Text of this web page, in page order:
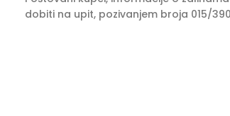
dobiti na upit, pozivanjem broja 015/